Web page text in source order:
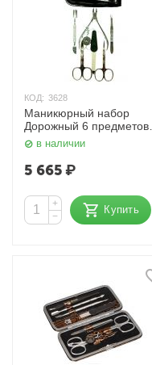
КОД: 3628
Маникюрный набор
Дорожный 6 предметов
MS-Z4 (S-N) Zinger
в наличии
5 665₽
+
−
Купить